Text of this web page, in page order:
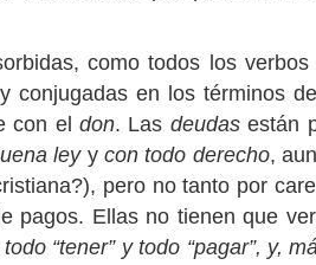
como todos los
conjugadas en los términos
con eldon. Las deudasestán
leyy con todo derecho,
pero no tanto por
pagos. Ellas no tienen que
“tener” y todo “pagar”, y,